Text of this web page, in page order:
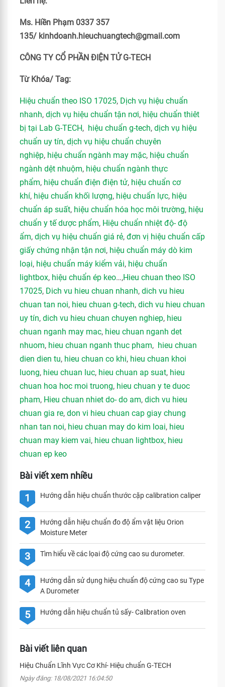
Ms. Hiền Phạm 0337 357
135/ kinhdoanh.hieuchuangtech@gmail.com
CÔNG TY CỔ PHẦN ĐIỆN TỬ G-TECH
Từ Khóa/ Tag:
Hiệu chuẩn theo ISO 17025, Dịch vụ hiệu chuẩn
nhanh, dịch vụ hiệu chuẩn tận nơi, hiệu chuẩn thiêt
bị tại Lab G-TECH, hiệu chuẩn g-tech, dịch vụ hiệu
chuẩn uy tín, dịch vụ hiệu chuẩn chuyên
nghiệp, hiệu chuẩn ngành may mặc, hiệu chuẩn
ngành dệt nhuộm, hiệu chuẩn ngành thực
phẩm, hiệu chuẩn điện điện tử, hiệu chuẩn cơ
khí, hiệu chuẩn khối lượng, hiệu chuẩn lực, hiệu
chuẩn áp suất, hiệu chuẩn hóa học môi trường, hiệu
chuẩn y tế dược phẩm, Hiệu chuẩn nhiệt độ- độ
ẩm, dịch vụ hiệu chuẩn giá rẻ, đơn vị hiệu chuẩn cấp
giấy chứng nhận tận nơi, hiệu chuẩn máy dò kim
loại, hiệu chuẩn máy kiểm vải, hiệu chuẩn
lightbox, hiệu chuẩn ép keo…,Hieu chuan theo ISO
17025, Dich vu hieu chuan nhanh, dich vu hieu
chuan tan noi, hieu chuan g-tech, dich vu hieu chuan
uy tín, dich vu hieu chuan chuyen nghiep, hieu
chuan nganh may mac, hieu chuan nganh det
nhuom, hieu chuan nganh thuc pham, hieu chuan
dien dien tu, hieu chuan co khi, hieu chuan khoi
luong, hieu chuan luc, hieu chuan ap suat, hieu
chuan hoa hoc moi truong, hieu chuan y te duoc
pham, Hieu chuan nhiet do- do am, dich vu hieu
chuan gia re, don vi hieu chuan cap giay chung
nhan tan noi, hieu chuan may do kim loai, hieu
chuan may kiem vai, hieu chuan lightbox, hieu
chuan ep keo
Bài viết xem nhiều
1 Hướng dẫn hiệu chuẩn thước cặp calibration caliper
2
Hướng dẫn hiệu chuẩn đo độ ẩm vật liệu Orion
Moisture Meter
3 Tìm hiểu về các lọai độ cứng cao su durometer.
4
Hướng dẫn sử dụng hiệu chuẩn độ cứng cao su Type
A Durometer
5 Hướng dẫn hiệu chuẩn tủ sấy- Calibration oven
Bài viết liên quan
Hiệu Chuẩn Lĩnh Vực Cơ Khí- Hiệu chuẩn G-TECH
Ngày đăng: 18/08/2021 16:04:50